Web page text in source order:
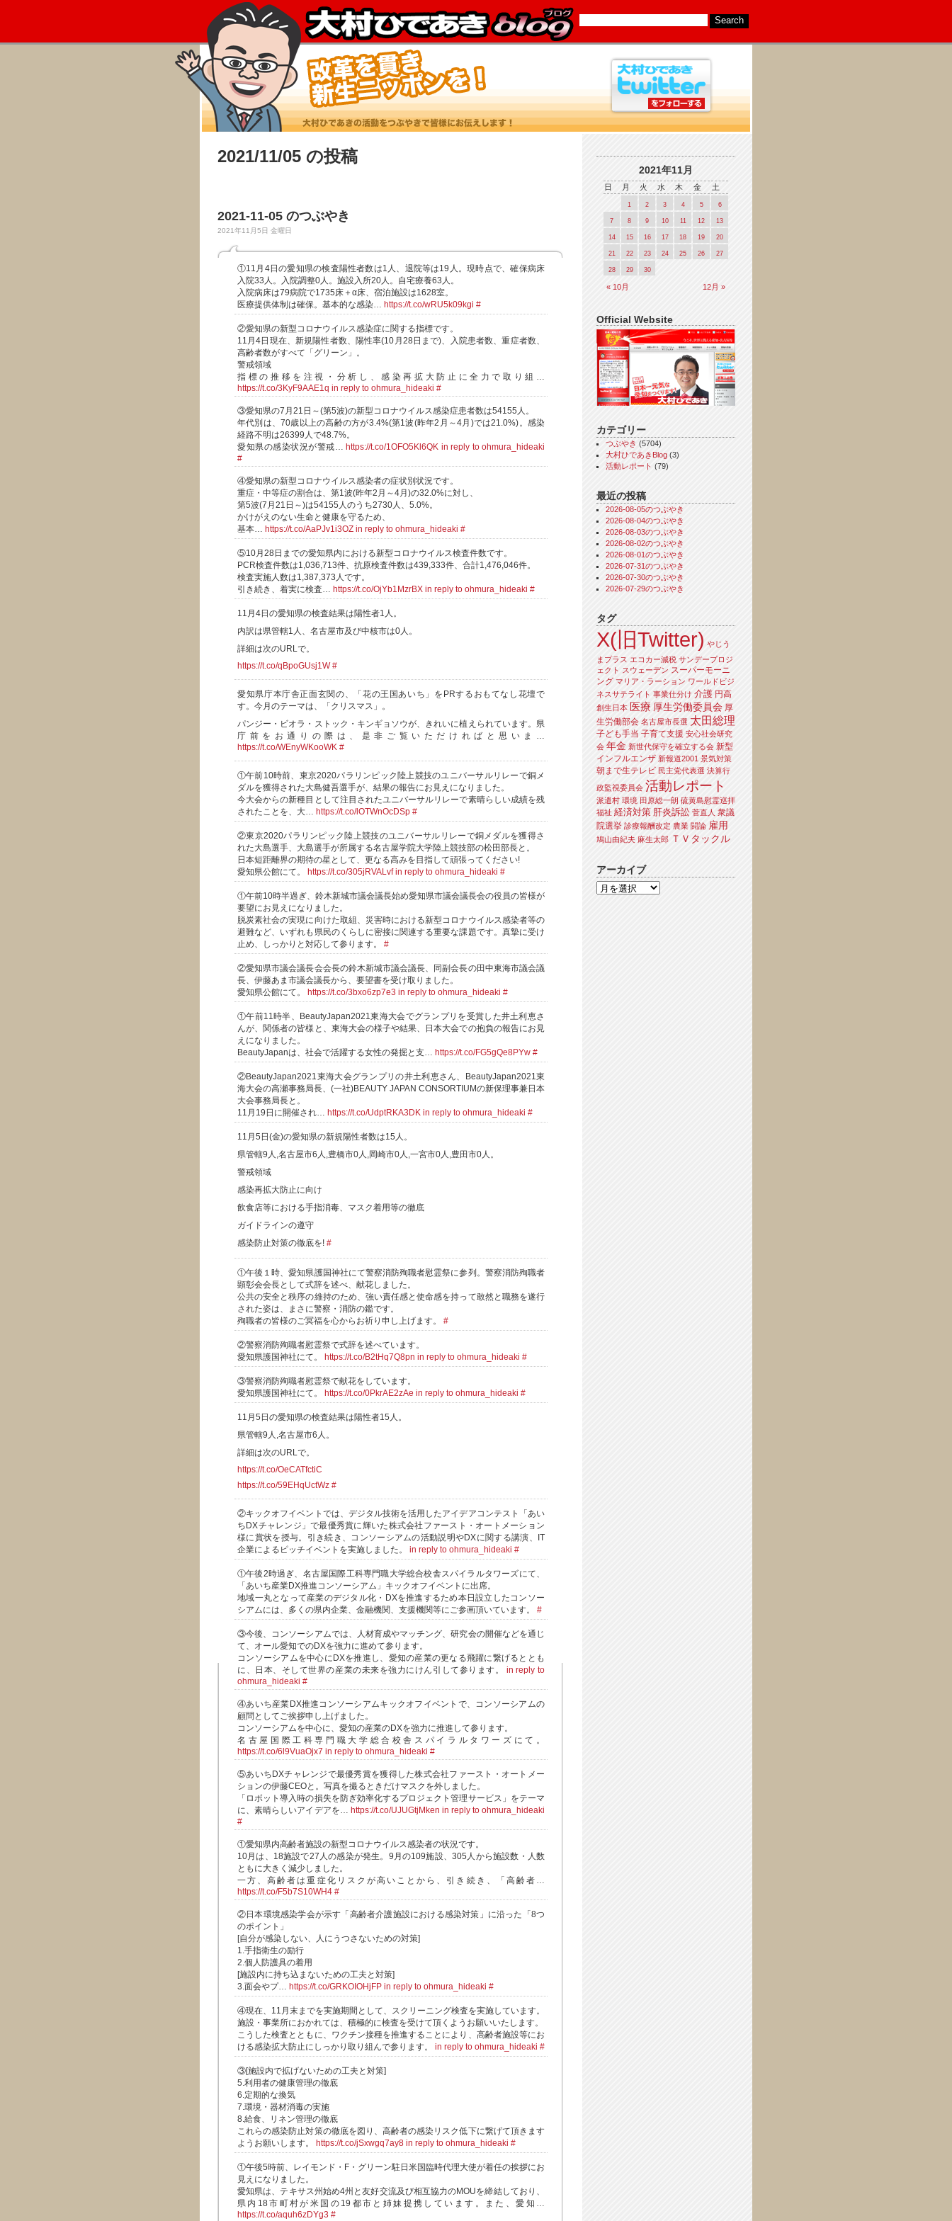
2021/11/05 の投稿
2021-11-05 のつぶやき
2021年11月5日 金曜日
①11月4日の愛知県の検査陽性者数は1人、退院等は19人。現時点で、確保病床
入院33人。入院調整0人。施設入所20人。自宅療養63人。
入院病床は79病院で1735床＋α床、宿泊施設は1628室。
医療提供体制は確保。基本的な感染… https://t.co/wRU5k09kgi #
②愛知県の新型コロナウイルス感染症に関する指標です。
11月4日現在、新規陽性者数、陽性率(10月28日まで)、入院患者数、重症者数、
高齢者数がすべて「グリーン」。
警戒領域
指標の推移を注視・分析し、感染再拡大防止に全力で取り組…
https://t.co/3KyF9AAE1q in reply to ohmura_hideaki #
③愛知県の7月21日～(第5波)の新型コロナウイルス感染症患者数は54155人。
年代別は、70歳以上の高齢の方が3.4%(第1波(昨年2月～4月)では21.0%)。感染
経路不明は26399人で48.7%。
愛知県の感染状況が警戒… https://t.co/1OFO5Kl6QK in reply to ohmura_hideaki
#
④愛知県の新型コロナウイルス感染者の症状別状況です。
重症・中等症の割合は、第1波(昨年2月～4月)の32.0%に対し、
第5波(7月21日～)は54155人のうち2730人、5.0%。
かけがえのない生命と健康を守るため、
基本… https://t.co/AaPJv1i3OZ in reply to ohmura_hideaki #
⑤10月28日までの愛知県内における新型コロナウイルス検査件数です。
PCR検査件数は1,036,713件、抗原検査件数は439,333件、合計1,476,046件。
検査実施人数は1,387,373人です。
引き続き、着実に検査… https://t.co/OjYb1MzrBX in reply to ohmura_hideaki #
11月4日の愛知県の検査結果は陽性者1人。
内訳は県管轄1人、名古屋市及び中核市は0人。
詳細は次のURLで。
https://t.co/qBpoGUsj1W #
愛知県庁本庁舎正面玄関の、「花の王国あいち」をPRするおもてなし花壇で
す。今月のテーマは、「クリスマス」。
パンジー・ビオラ・ストック・キンギョソウが、きれいに植えられています。県
庁前をお通りの際は、是非ご覧いただければと思いま…
https://t.co/WEnyWKooWK #
①午前10時前、東京2020パラリンピック陸上競技のユニバーサルリレーで銅メ
ダルを獲得された大島健吾選手が、結果の報告にお見えになりました。
今大会からの新種目として注目されたユニバーサルリレーで素晴らしい成績を残
されたことを、大… https://t.co/lOTWnOcDSp #
②東京2020パラリンピック陸上競技のユニバーサルリレーで銅メダルを獲得さ
れた大島選手、大島選手が所属する名古屋学院大学陸上競技部の松田部長と。
日本短距離界の期待の星として、更なる高みを目指して頑張ってください!
愛知県公館にて。
https://t.co/305jRVALvf in reply to ohmura_hideaki #
①午前10時半過ぎ、鈴木新城市議会議長始め愛知県市議会議長会の役員の皆様が
要望にお見えになりました。
脱炭素社会の実現に向けた取組、災害時における新型コロナウイルス感染者等の
避難など、いずれも県民のくらしに密接に関連する重要な課題です。真摯に受け
止め、しっかりと対応して参ります。 #
②愛知県市議会議長会会長の鈴木新城市議会議長、同副会長の田中東海市議会議
長、伊藤あま市議会議長から、要望書を受け取りました。
愛知県公館にて。
https://t.co/3bxo6zp7e3 in reply to ohmura_hideaki #
①午前11時半、BeautyJapan2021東海大会でグランプリを受賞した井土利恵さ
んが、関係者の皆様と、東海大会の様子や結果、日本大会での抱負の報告にお見
えになりました。
BeautyJapanは、社会で活躍する女性の発掘と支… https://t.co/FG5gQe8PYw #
②BeautyJapan2021東海大会グランプリの井土利恵さん、BeautyJapan2021東
海大会の高瀬事務局長、(一社)BEAUTY JAPAN CONSORTIUMの新保理事兼日本
大会事務局長と。
11月19日に開催され… https://t.co/UdptRKA3DK in reply to ohmura_hideaki #
11月5日(金)の愛知県の新規陽性者数は15人。
県管轄9人,名古屋市6人,豊橋市0人,岡崎市0人,一宮市0人,豊田市0人。
警戒領域
感染再拡大防止に向け
飲食店等における手指消毒、マスク着用等の徹底
ガイドラインの遵守
感染防止対策の徹底を! #
①午後１時、愛知県護国神社にて警察消防殉職者慰霊祭に参列。警察消防殉職者
顕彰会会長として式辞を述べ、献花しました。
公共の安全と秩序の維持のため、強い責任感と使命感を持って敢然と職務を遂行
された姿は、まさに警察・消防の鑑です。
殉職者の皆様のご冥福を心からお祈り申し上げます。 #
②警察消防殉職者慰霊祭で式辞を述べています。
愛知県護国神社にて。
https://t.co/B2tHq7Q8pn in reply to ohmura_hideaki #
③警察消防殉職者慰霊祭で献花をしています。
愛知県護国神社にて。
https://t.co/0PkrAE2zAe in reply to ohmura_hideaki #
11月5日の愛知県の検査結果は陽性者15人。
県管轄9人,名古屋市6人。
詳細は次のURLで。
https://t.co/OeCATfctiC
https://t.co/59EHqUctWz #
②キックオフイベントでは、デジタル技術を活用したアイデアコンテスト「あい
ちDXチャレンジ」で最優秀賞に輝いた株式会社ファースト・オートメーション
様に賞状を授与。引き続き、コンソーシアムの活動説明やDXに関する講演、IT
企業によるピッチイベントを実施しました。 in reply to ohmura_hideaki #
①午後2時過ぎ、名古屋国際工科専門職大学総合校舎スパイラルタワーズにて、
「あいち産業DX推進コンソーシアム」キックオフイベントに出席。
地域一丸となって産業のデジタル化・DXを推進するため本日設立したコンソー
シアムには、多くの県内企業、金融機関、支援機関等にご参画頂いています。 #
③今後、コンソーシアムでは、人材育成やマッチング、研究会の開催などを通じ
て、オール愛知でのDXを強力に進めて参ります。
コンソーシアムを中心にDXを推進し、愛知の産業の更なる飛躍に繋げるととも
に、日本、そして世界の産業の未来を強力にけん引して参ります。 in reply to
ohmura_hideaki #
④あいち産業DX推進コンソーシアムキックオフイベントで、コンソーシアムの
顧問としてご挨拶申し上げました。
コンソーシアムを中心に、愛知の産業のDXを強力に推進して参ります。
名古屋国際工科専門職大学総合校舎スパイラルタワーズにて。
https://t.co/6l9VuaOjx7 in reply to ohmura_hideaki #
⑤あいちDXチャレンジで最優秀賞を獲得した株式会社ファースト・オートメー
ションの伊藤CEOと。写真を撮るときだけマスクを外しました。
「ロボット導入時の損失を防ぎ効率化するプロジェクト管理サービス」をテーマ
に、素晴らしいアイデアを… https://t.co/UJUGtjMken in reply to ohmura_hideaki
#
①愛知県内高齢者施設の新型コロナウイルス感染者の状況です。
10月は、18施設で27人の感染が発生。9月の109施設、305人から施設数・人数
ともに大きく減少しました。
一方、高齢者は重症化リスクが高いことから、引き続き、「高齢者…
https://t.co/F5b7S10WH4 #
②日本環境感染学会が示す「高齢者介護施設における感染対策」に沿った「8つ
のポイント」
[自分が感染しない、人にうつさないための対策]
1.手指衛生の励行
2.個人防護具の着用
[施設内に持ち込まないための工夫と対策]
3.面会やプ… https://t.co/GRKOIOHjFP in reply to ohmura_hideaki #
④現在、11月末までを実施期間として、スクリーニング検査を実施しています。
施設・事業所におかれては、積極的に検査を受けて頂くようお願いいたします。
こうした検査とともに、ワクチン接種を推進することにより、高齢者施設等にお
ける感染拡大防止にしっかり取り組んで参ります。 in reply to ohmura_hideaki #
③[施設内で拡げないための工夫と対策]
5.利用者の健康管理の徹底
6.定期的な換気
7.環境・器材消毒の実施
8.給食、リネン管理の徹底
これらの感染防止対策の徹底を図り、高齢者の感染リスク低下に繋げて頂きます
ようお願いします。
https://t.co/jSxwgq7ay8 in reply to ohmura_hideaki #
①午後5時前、レイモンド・F・グリーン駐日米国臨時代理大使が着任の挨拶にお
見えになりました。
愛知県は、テキサス州始め4州と友好交流及び相互協力のMOUを締結しており、
県内18市町村が米国の19都市と姉妹提携しています。また、愛知…
https://t.co/aquh6zDYg3 #
2021年11月
日 月 火 水 木 金 土
« 10月 12月 »
1 2 3 4 5 6
7 8 9 10 11 12 13
14 15 16 17 18 19 20
21 22 23 24 25 26 27
28 29 30
Official Website
カテゴリー
つぶやき (5704)
大村ひであきBlog (3)
活動レポート (79)
最近の投稿
2026-08-05のつぶやき
2026-08-04のつぶやき
2026-08-03のつぶやき
2026-08-02のつぶやき
2026-08-01のつぶやき
2026-07-31のつぶやき
2026-07-30のつぶやき
2026-07-29のつぶやき
タグ
X(旧Twitter) やじう
まプラス エコカー減税 サンデープロジ
ェクト スウェーデン スーパーモーニ
ング マリア・ラーション ワールドビジ
ネスサテライト 事業仕分け 介護 円高
創生日本 医療 厚生労働委員会 厚
生労働部会 名古屋市長選 太田総理
子ども手当 子育て支援 安心社会研究
会 年金 新世代保守を確立する会 新型
インフルエンザ 新報道2001 景気対策
朝まで生テレビ 民主党代表選 決算行
政監視委員会 活動レポート
派遣村 環境 田原総一朗 硫黄島慰霊巡拝
福祉 経済対策 肝炎訴訟 菅直人 衆議
院選挙 診療報酬改定 農業 闘論 雇用
鳩山由紀夫 麻生太郎 ＴＶタックル
アーカイブ